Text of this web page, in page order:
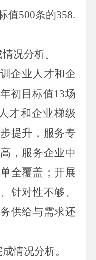
值500条的358.
况分析。
企业人才和企
初目标值13场
才和企业梯级
提升， 服务专
，服务企业中
全覆盖；开展
针对性不够、
供给与需求还
情况分析。